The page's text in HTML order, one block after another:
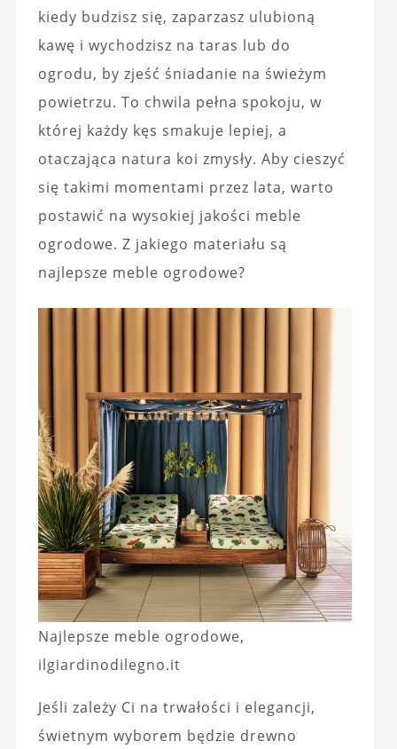
kiedy budzisz się, zaparzasz ulubioną
kawę i wychodzisz na taras lub do
ogrodu, by zjeść śniadanie na świeżym
powietrzu. To chwila pełna spokoju, w
której każdy kęs smakuje lepiej, a
otaczająca natura koi zmysły. Aby cieszyć
się takimi momentami przez lata, warto
postawić na wysokiej jakości meble
ogrodowe. Z jakiego materiału są
najlepsze meble ogrodowe?
Najlepsze meble ogrodowe,
ilgiardinodilegno.it
Jeśli zależy Ci na trwałości i elegancji,
świetnym wyborem będzie drewno